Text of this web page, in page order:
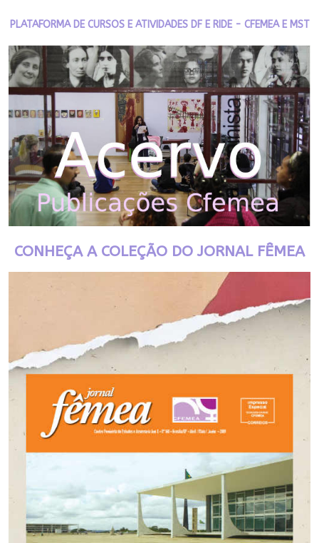
PLATAFORMA DE CURSOS E ATIVIDADES DF E RIDE - CFEMEA E MST
CONHEÇA A COLEÇÃO DO JORNAL FÊMEA